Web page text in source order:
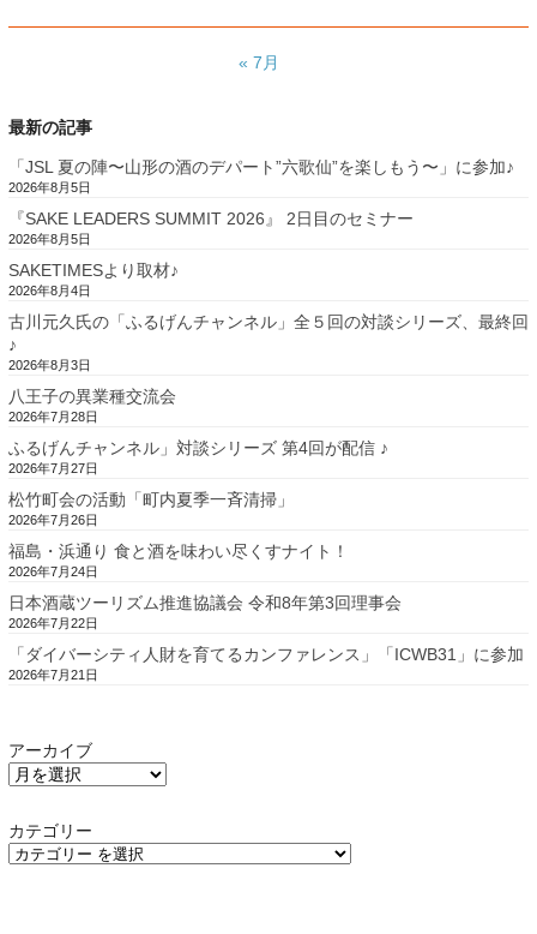
« 7月
最新の記事
「JSL 夏の陣〜山形の酒のデパート”六歌仙”を楽しもう〜」に参加♪
2026年8月5日
『SAKE LEADERS SUMMIT 2026』 2日目のセミナー
2026年8月5日
SAKETIMESより取材♪
2026年8月4日
古川元久氏の「ふるげんチャンネル」全５回の対談シリーズ、最終回
♪
2026年8月3日
八王子の異業種交流会
2026年7月28日
ふるげんチャンネル」対談シリーズ 第4回が配信 ♪
2026年7月27日
松竹町会の活動「町内夏季一斉清掃」
2026年7月26日
福島・浜通り 食と酒を味わい尽くすナイト！
2026年7月24日
日本酒蔵ツーリズム推進協議会 令和8年第3回理事会
2026年7月22日
「ダイバーシティ人財を育てるカンファレンス」「ICWB31」に参加
2026年7月21日
アーカイブ
カテゴリー